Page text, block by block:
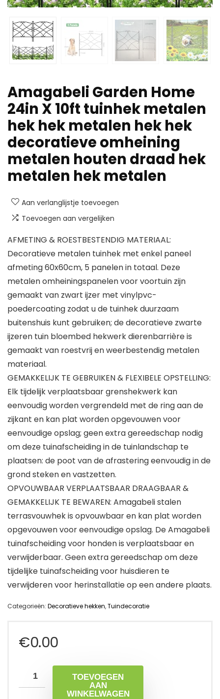
Amagabeli Garden Home
24in X 10ft tuinhek metalen
hek hek metalen hek hek
decoratieve omheining
metalen houten draad hek
metalen hek metalen
Aan verlanglijstje toevoegen
Toevoegen aan vergelijken
AFMETING & ROESTBESTENDIG MATERIAAL:
Decoratieve metalen tuinhek met enkel paneel
afmeting 60x60cm, 5 panelen in totaal. Deze
metalen omheiningspanelen voor voortuin zijn
gemaakt van zwart ijzer met vinylpvc-
poedercoating zodat u de tuinhek duurzaam
buitenshuis kunt gebruiken; de decoratieve zwarte
ijzeren tuin bloembed hekwerk dierenbarrière is
gemaakt van roestvrij en weerbestendig metalen
materiaal.
GEMAKKELIJK TE GEBRUIKEN & FLEXIBELE OPSTELLING:
Elk tijdelijk verplaatsbaar grenshekwerk kan
eenvoudig worden vergrendeld met de ring aan de
zijkant en kan plat worden opgevouwen voor
eenvoudige opslag; geen extra gereedschap nodig
om deze tuinafscheiding in de tuinlandschap te
plaatsen: de poot van de afrastering eenvoudig in de
grond steken en vastzetten.
OPVOUWBAAR VERPLAATSBAAR DRAAGBAAR &
GEMAKKELIJK TE BEWAREN: Amagabeli stalen
terrasvouwhek is opvouwbaar en kan plat worden
opgevouwen voor eenvoudige opslag. De Amagabeli
tuinafscheiding voor honden is verplaatsbaar en
verwijderbaar. Geen extra gereedschap om deze
tijdelijke tuinafscheiding voor huisdieren te
verwijderen voor herinstallatie op een andere plaats.
Categorieën: Decoratieve hekken,Tuindecoratie
€0.00
TOEVOEGEN
AAN
WINKELWAGEN